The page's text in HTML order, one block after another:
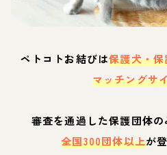
ペトコトお結びは保護犬・
マッチングサ
審査を通過した保護団体の
全国300団体以上が